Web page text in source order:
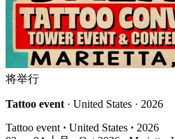
将举行
Tattoo event · United States · 2026
Tattoo event · United States · 2026